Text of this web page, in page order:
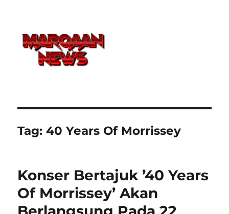
Tag:40 Years Of Morrissey
Konser Bertajuk ’40 Years
Of Morrissey’ Akan